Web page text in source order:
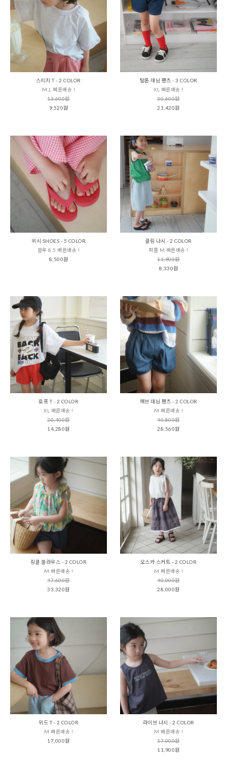
스티치 T - 2 COLOR
M,L 빠른배송 !
13,600원
9,520원
탈론 데님 팬츠 - 3 COLOR
XL 빠른배송 !
30,600원
21,420원
위시 SHOES - 5 COLOR
블루 8.5 빠른배송 !
8,500원
클림 나시 - 2 COLOR
퍼플 M 빠른배송 !
11,900원
8,330원
로프 T - 2 COLOR
XL 빠른배송 !
20,400원
14,280원
해브 데님 팬츠 - 2 COLOR
M 빠른배송 !
40,800원
28,560원
링클 블라우스 - 2 COLOR
M 빠른배송 !
47,600원
33,320원
오스카 스커트 - 2 COLOR
M 빠른배송 !
40,000원
28,000원
위드 T - 2 COLOR
M 빠른배송 !
17,000원
라이브 나시 - 2 COLOR
M 빠른배송 !
17,000원
11,900원